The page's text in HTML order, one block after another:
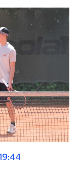
19:44